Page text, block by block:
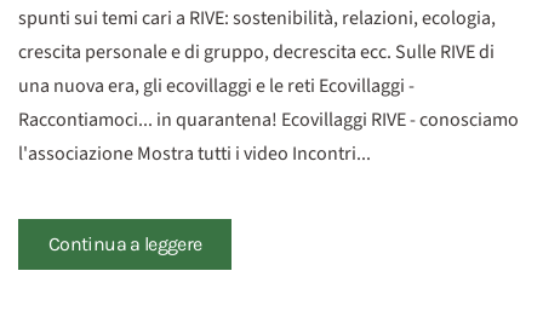
spunti sui temi cari a RIVE: sostenibilità, relazioni, ecologia,
crescita personale e di gruppo, decrescita ecc. Sulle RIVE di
una nuova era, gli ecovillaggi e le reti Ecovillaggi -
Raccontiamoci... in quarantena! Ecovillaggi RIVE - conosciamo
l'associazione Mostra tutti i video Incontri...
Continua a leggere